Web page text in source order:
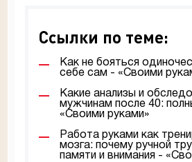
Ссылки по теме:
Как не бояться
себе сам - «Своими
Какие анализы и
мужчинам после 40:
«Своими руками»
Работа руками как
мозга: почему ручной
памяти и внимания -